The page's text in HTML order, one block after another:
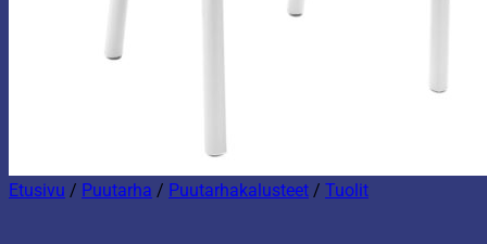
Etusivu / Puutarha / Puutarhakalusteet / Tuolit